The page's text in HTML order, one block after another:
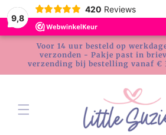
9,8
420 Reviews
naar de
content
Voor 14 uur besteld op
verzonden - Pakje past in
verzending bij bestelling vanaf €